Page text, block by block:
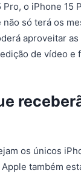
o iPhone 15
só terá os
aproveitar
de vídeo
os únicos
também